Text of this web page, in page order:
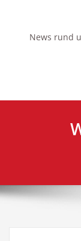
News rund